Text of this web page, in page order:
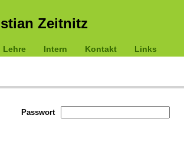
Zeitnitz
Lehre Intern Kontakt Links
Passwort